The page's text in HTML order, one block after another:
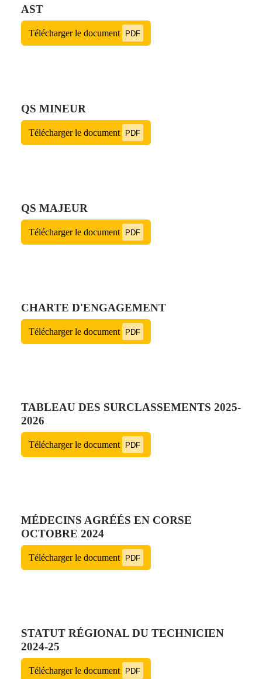
AST
Télécharger le document PDF
QS MINEUR
Télécharger le document PDF
QS MAJEUR
Télécharger le document PDF
CHARTE D'ENGAGEMENT
Télécharger le document PDF
TABLEAU DES SURCLASSEMENTS 2025-
2026
Télécharger le document PDF
MÉDECINS AGRÉÉS EN CORSE
OCTOBRE 2024
Télécharger le document PDF
STATUT RÉGIONAL DU TECHNICIEN
2024-25
Télécharger le document PDF